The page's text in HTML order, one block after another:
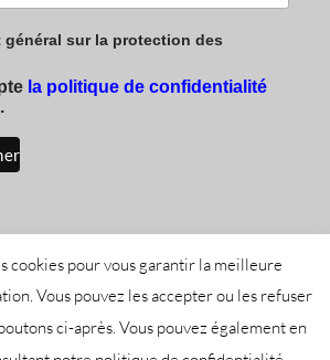
général sur la protection des
la politique de confidentialité
.
Office de Tourisme Mont-Lozère -
cookies pour vous garantir la meilleure
Vous pouvez les accepter ou les refuser
ci-après. Vous pouvez également en